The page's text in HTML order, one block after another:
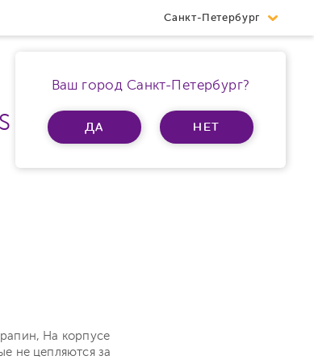
Санкт-Петербург
Ваш город Санкт-Петербург?
ДА НЕТ
Ram 6Gb 5G
На корпусе
не цепляются за